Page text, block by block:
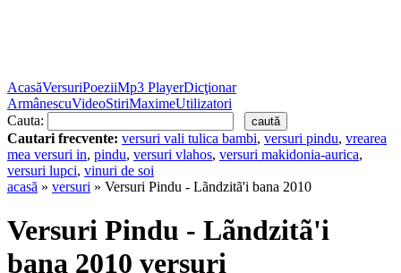
AcasăVersuriPoeziiMp3 PlayerDicţionar
ArmânescuVideoStiriMaximeUtilizatori
Cauta:
Cautari frecvente: versuri vali tulica bambi, versuri pindu, vrearea
mea versuri in, pindu, versuri vlahos, versuri makidonia-aurica,
versuri lupci, vinuri de soi
acasă » versuri » Versuri Pindu - Lãndzitã'i bana 2010
Versuri Pindu - Lãndzitã'i
bana 2010 versuri